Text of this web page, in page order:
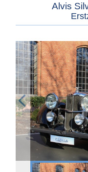
Alvis